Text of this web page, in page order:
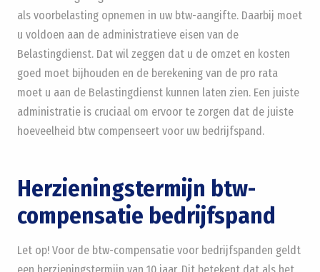
als voorbelasting opnemen in uw btw-aangifte. Daarbij moet
u voldoen aan de administratieve eisen van de
Belastingdienst. Dat wil zeggen dat u de omzet en kosten
goed moet bijhouden en de berekening van de pro rata
moet u aan de Belastingdienst kunnen laten zien. Een juiste
administratie is cruciaal om ervoor te zorgen dat de juiste
hoeveelheid btw compenseert voor uw bedrijfspand.
Herzieningstermijn btw-
compensatie bedrijfspand
Let op! Voor de btw-compensatie voor bedrijfspanden geldt
een herzieningstermijn van 10 jaar. Dit betekent dat als het